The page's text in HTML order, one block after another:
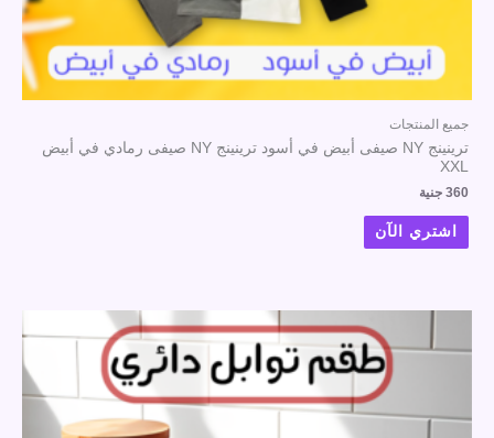
جميع المنتجات
ترينينج NY صيفى أبيض في أسود ترينينج NY صيفى رمادي في أبيض
XXL
360 جنية
اشتري الآن